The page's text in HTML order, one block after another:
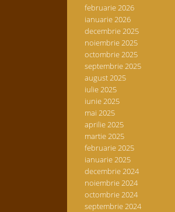
februarie 2026
ianuarie 2026
decembrie 2025
noiembrie 2025
octombrie 2025
septembrie 2025
august 2025
iulie 2025
iunie 2025
mai 2025
aprilie 2025
martie 2025
februarie 2025
ianuarie 2025
decembrie 2024
noiembrie 2024
octombrie 2024
septembrie 2024